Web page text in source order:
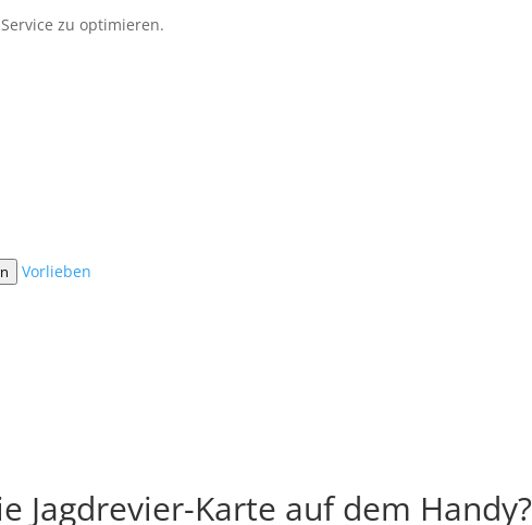
zu optimieren.
Vorlieben
Jagdrevier-Karte auf dem Handy?